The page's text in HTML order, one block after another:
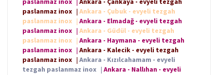
paslanmaz inox | Ankara - Çubuk - evyeli tezgah
paslanmaz inox | Ankara - Elmadağ - evyeli tezgah
paslanmaz inox | Ankara - Güdül - evyeli tezgah
paslanmaz inox | Ankara - Haymana - evyeli tezgah
paslanmaz inox | Ankara - Kalecik - evyeli tezgah
paslanmaz inox | Ankara - Kızılcahamam - evyeli
tezgah paslanmaz inox | Ankara - Nallıhan - evyeli